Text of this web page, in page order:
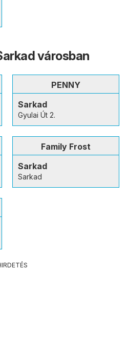
városban
PENNY
Sarkad
Gyulai Út 2.
Family Frost
Sarkad
Sarkad